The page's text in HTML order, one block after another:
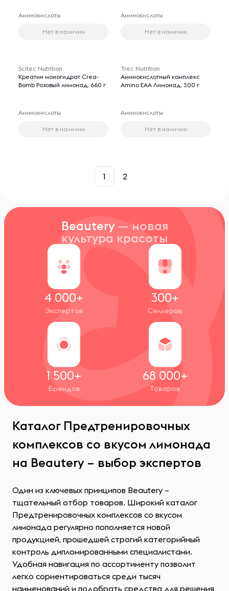
Аминокислоты
Нет в наличии
Аминокислоты
Нет в наличии
Scitec Nutrition
Креатин моногидрат Crea-
Bomb Розовый лимонад, 660 г
Аминокислоты
Нет в наличии
Trec Nutrition
Аминокислотный комплекс
Amino EAA Лимонад, 300 г
Аминокислоты
Нет в наличии
1 2
Beautery — новая
культура красоты
4 000+
Экспертов
300+
Селлеров
1 500+
Брендов
68 000+
Товаров
Каталог Предтренировочных
комплексов со вкусом лимонада
на Beautery – выбор экспертов
Один из ключевых принципов Beautery –
тщательный отбор товаров. Широкий каталог
Предтренировочных комплексов со вкусом
лимонада регулярно пополняется новой
продукцией, прошедшей строгий категорийный
контроль дипломированными специалистами.
Удобная навигация по ассортименту позволит
легко сориентироваться среди тысяч
наименований и подобрать средства для решения